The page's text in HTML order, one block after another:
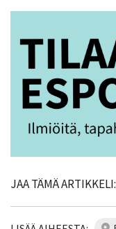
JAA TÄMÄ ARTIKKELI: